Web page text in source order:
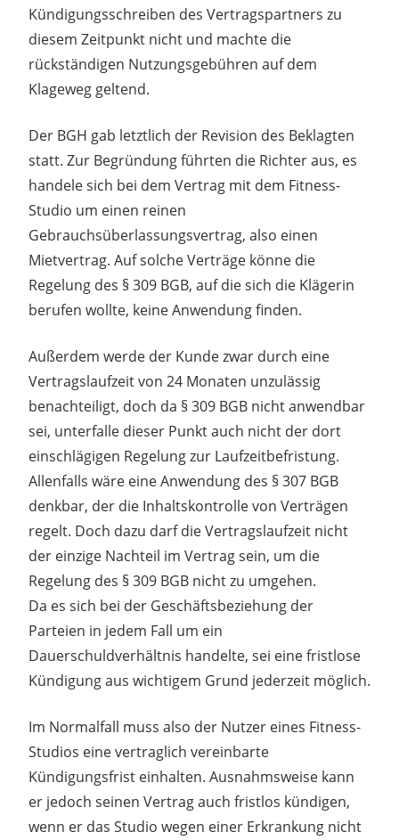
Kündigungsschreiben des Vertragspartners zu
diesem Zeitpunkt nicht und machte die
rückständigen Nutzungsgebühren auf dem
Klageweg geltend.
Der BGH gab letztlich der Revision des Beklagten
statt. Zur Begründung führten die Richter aus, es
handele sich bei dem Vertrag mit dem Fitness-
Studio um einen reinen
Gebrauchsüberlassungsvertrag, also einen
Mietvertrag. Auf solche Verträge könne die
Regelung des § 309 BGB, auf die sich die Klägerin
berufen wollte, keine Anwendung finden.
Außerdem werde der Kunde zwar durch eine
Vertragslaufzeit von 24 Monaten unzulässig
benachteiligt, doch da § 309 BGB nicht anwendbar
sei, unterfalle dieser Punkt auch nicht der dort
einschlägigen Regelung zur Laufzeitbefristung.
Allenfalls wäre eine Anwendung des § 307 BGB
denkbar, der die Inhaltskontrolle von Verträgen
regelt. Doch dazu darf die Vertragslaufzeit nicht
der einzige Nachteil im Vertrag sein, um die
Regelung des § 309 BGB nicht zu umgehen.
Da es sich bei der Geschäftsbeziehung der
Parteien in jedem Fall um ein
Dauerschuldverhältnis handelte, sei eine fristlose
Kündigung aus wichtigem Grund jederzeit möglich.
Im Normalfall muss also der Nutzer eines Fitness-
Studios eine vertraglich vereinbarte
Kündigungsfrist einhalten. Ausnahmsweise kann
er jedoch seinen Vertrag auch fristlos kündigen,
wenn er das Studio wegen einer Erkrankung nicht